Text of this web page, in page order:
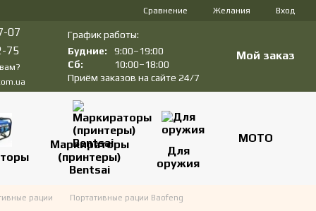
Сравнение Желания Вход
07
75
График работы:
Будние:
9:00–19:00
Сб:
10:00–18:00
Приём заказов на сайте 24/7
Мой заказ
Маркираторы
(принтеры)
Bentsai
Для
оружия
МОТО
рации Портативные рации Baofeng